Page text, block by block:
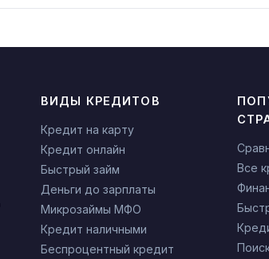
ВИДЫ КРЕДИТОВ
Кредит на карту
Кредит онлайн
Быстрый займ
Деньги до зарплаты
Микрозаймы МФО
Кредит наличными
Беспроцентный кредит
Все